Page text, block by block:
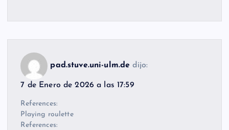
pad.stuve.uni-ulm.de dijo:
7 de Enero de 2026 a las 17:59
References:
Playing roulette
References: